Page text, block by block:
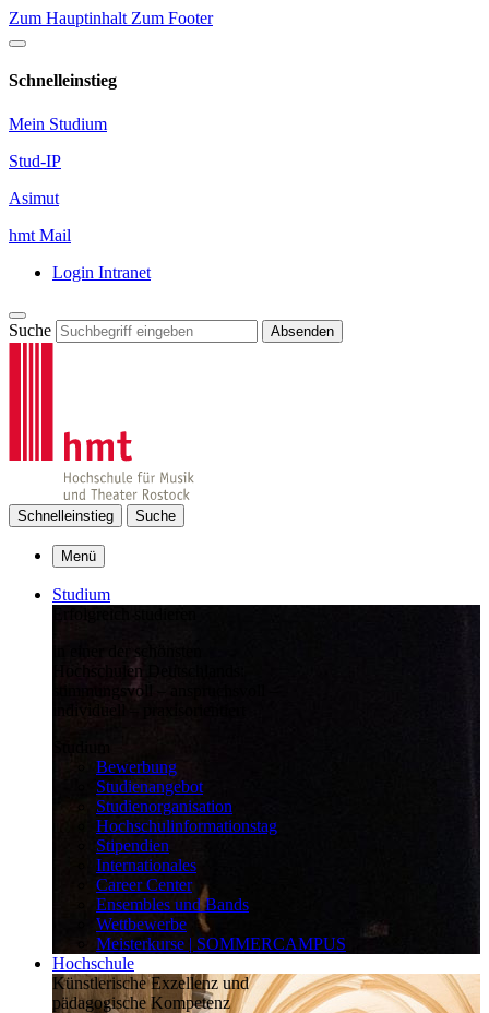
Zum Hauptinhalt Zum Footer
Schnelleinstieg
Mein Studium
Stud-IP
Asimut
hmt Mail
Login Intranet
Suche Absenden
Schnelleinstieg Suche
Menü
Studium
in einer der schönsten
Hochschulen Deutschlands:
stimmungsvoll – anspruchsvoll –
individuell – praxisorientiert
Bewerbung
Studienangebot
Studienorganisation
Hochschulinformationstag
Stipendien
Internationales
Career Center
Ensembles und Bands
Wettbewerbe
Meisterkurse | SOMMERCAMPUS
Hochschule
Künstlerische Exzellenz und
pädagogische Kompetenz